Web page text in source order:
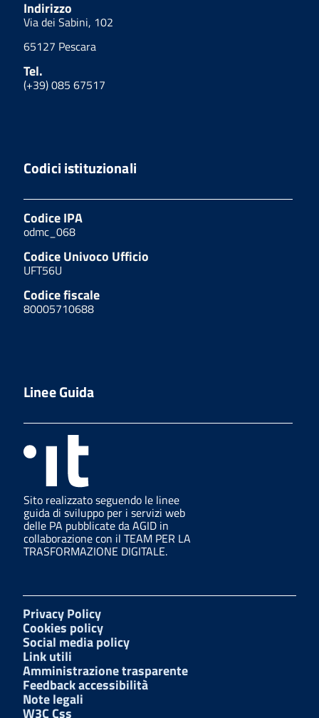
Indirizzo
Via dei Sabini, 102
65127 Pescara
Tel.
(+39) 085 67517
Codici istituzionali
Codice IPA
odmc_068
Codice Univoco Ufficio
UFT56U
Codice fiscale
80005710688
Linee Guida
Sito realizzato seguendo le linee
guida di sviluppo per i servizi web
delle PA pubblicate da AGID in
collaborazione con il TEAM PER LA
TRASFORMAZIONE DIGITALE.
Privacy Policy
Cookies policy
Social media policy
Link utili
Amministrazione trasparente
Feedback accessibilità
Note legali
W3C Css